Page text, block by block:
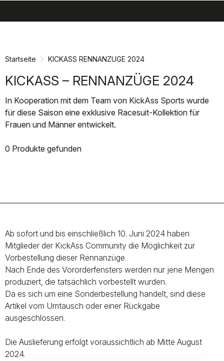
Startseite KICKASS RENNANZUGE 2024
KICKASS – RENNANZÜGE 2024
In Kooperation mit dem Team von KickAss Sports wurde
für diese Saison eine exklusive Racesuit-Kollektion für
Frauen und Männer entwickelt.
0 Produkte gefunden
Ab sofort und bis einschließlich 10. Juni 2024 haben
Mitglieder der KickAss Community die Möglichkeit zur
Vorbestellung dieser Rennanzüge.
Nach Ende des Vororderfensters werden nur jene Mengen
produziert, die tatsächlich vorbestellt wurden.
Da es sich um eine Sonderbestellung handelt, sind diese
Artikel vom Umtausch oder einer Rückgabe
ausgeschlossen.
Die Auslieferung erfolgt voraussichtlich ab Mitte August
2024.